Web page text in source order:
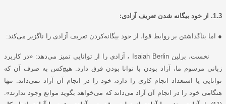
1.3. از خود بیگانه شدن تعریف آزادی:
● اما بناگذاشتن بر روابط قوا، از خود بیگانه‌کردن تعریف آزادی را ناگزیر می‌کند:
نخست، برلینIsaiah Berlin
، آزادی را از توانایی تمیز می‌دهد: «در کاربرد
زبانی مرسوم ما، آزاد بودن با توانا بودن فرق دارد. هیچ‌کس به صرف آن که
توانایی یا استعداد انجام کاری را دارد، خود را در انجام آن آزاد نمی‌داند. تنها
هنگامی خود را در انجام آن آزاد می‌داند که می‌خواهد بگوید موانع وجود ندارند».